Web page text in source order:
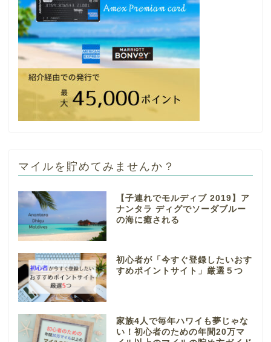
マイルを貯めてみませんか？
【子連れでモルディブ 2019】ア
ナンタラ ディグでソーダブルー
の海に癒される
初心者が「今すぐ登録したいおす
すめポイントサイト」厳選５つ
家族4人で毎年ハワイも夢じゃな
い！初心者のための年間20万マ